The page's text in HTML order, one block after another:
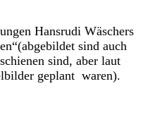
Hansrudi Wäschers
sind auch
sind, aber laut
geplant waren).